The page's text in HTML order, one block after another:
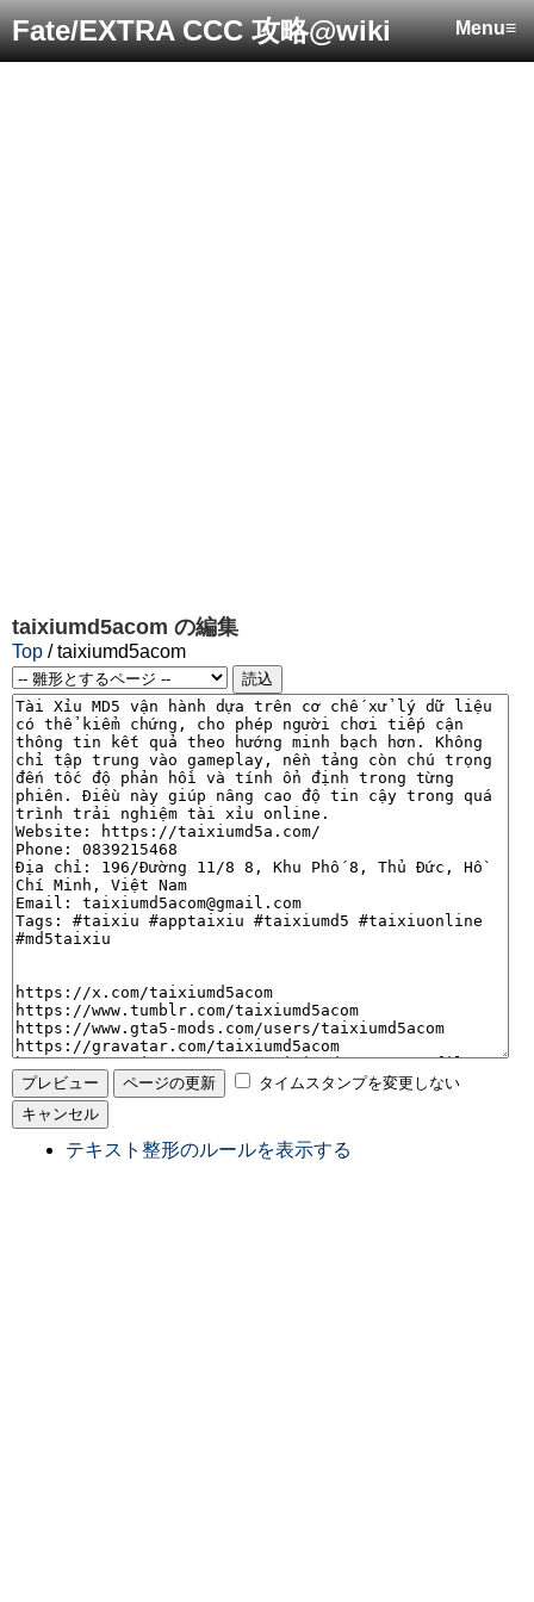
Menu≡
Fate/EXTRA CCC 攻略@wiki
taixiumd5acom の編集
Top / taixiumd5acom
タイムスタンプを変更しない
テキスト整形のルールを表示する